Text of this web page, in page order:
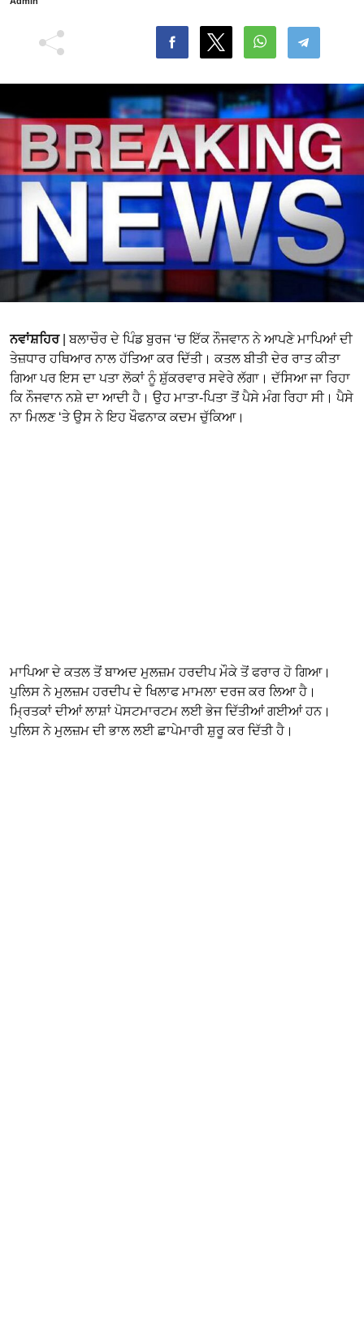
ਨਵਾਂਸ਼ਹਿਰ | ਬਲਾਚੌਰ ਦੇ ਪਿੰਡ ਬੁਰਜ ‘ਚ ਇੱਕ ਨੌਜਵਾਨ ਨੇ ਆਪਣੇ ਮਾਪਿਆਂ ਦੀ
ਤੇਜ਼ਧਾਰ ਹਥਿਆਰ ਨਾਲ ਹੱਤਿਆ ਕਰ ਦਿੱਤੀ। ਕਤਲ ਬੀਤੀ ਦੇਰ ਰਾਤ ਕੀਤਾ
ਗਿਆ ਪਰ ਇਸ ਦਾ ਪਤਾ ਲੋਕਾਂ ਨੂੰ ਸ਼ੁੱਕਰਵਾਰ ਸਵੇਰੇ ਲੱਗਾ। ਦੱਸਿਆ ਜਾ ਰਿਹਾ
ਕਿ ਨੌਜਵਾਨ ਨਸ਼ੇ ਦਾ ਆਦੀ ਹੈ। ਉਹ ਮਾਤਾ-ਪਿਤਾ ਤੋਂ ਪੈਸੇ ਮੰਗ ਰਿਹਾ ਸੀ। ਪੈਸੇ
ਨਾ ਮਿਲਣ ‘ਤੇ ਉਸ ਨੇ ਇਹ ਖੌਫਨਾਕ ਕਦਮ ਚੁੱਕਿਆ।
ਮਾਪਿਆ ਦੇ ਕਤਲ ਤੋਂ ਬਾਅਦ ਮੁਲਜ਼ਮ ਹਰਦੀਪ ਮੌਕੇ ਤੋਂ ਫਰਾਰ ਹੋ ਗਿਆ।
ਪੁਲਿਸ ਨੇ ਮੁਲਜ਼ਮ ਹਰਦੀਪ ਦੇ ਖਿਲਾਫ ਮਾਮਲਾ ਦਰਜ ਕਰ ਲਿਆ ਹੈ।
ਮ੍ਰਿਤਕਾਂ ਦੀਆਂ ਲਾਸ਼ਾਂ ਪੋਸਟਮਾਰਟਮ ਲਈ ਭੇਜ ਦਿੱਤੀਆਂ ਗਈਆਂ ਹਨ।
ਪੁਲਿਸ ਨੇ ਮੁਲਜ਼ਮ ਦੀ ਭਾਲ ਲਈ ਛਾਪੇਮਾਰੀ ਸ਼ੁਰੂ ਕਰ ਦਿੱਤੀ ਹੈ।